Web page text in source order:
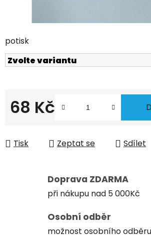
potisk
68 Kč
Tisk Zeptat se Sdílet
Doprava ZDARMA
při nákupu nad 5 000Kč
Osobní odběr
možnost osobního odběru